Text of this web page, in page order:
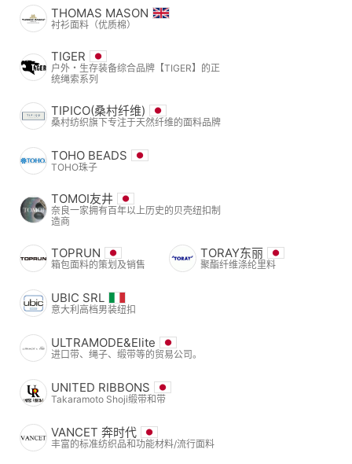
THOMAS MASON
衬衫面料（优质棉）
TIGER
户外・生存装备综合品牌【TIGER】的正
统绳索系列
TIPICO(桑村纤维)
桑村纺织旗下专注于天然纤维的面料品牌
TOHO BEADS
TOHO珠子
TOMOI友井
奈良一家拥有百年以上历史的贝壳纽扣制
造商
TOPRUN
箱包面料的策划及销售
TORAY东丽
聚酯纤维涤纶里料
UBIC SRL
意大利高档男装纽扣
ULTRAMODE&Elite
进口带、绳子、缎带等的贸易公司。
UNITED RIBBONS
Takaramoto Shoji缎带和带
VANCET 奔时代
丰富的标准纺织品和功能材料/流行面料